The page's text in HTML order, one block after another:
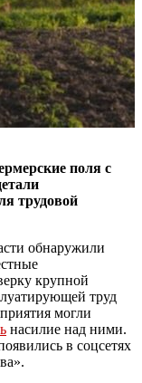
поля с
трудовой
обнаружили
крупной
труд
могли
насилие над ними.
в соцсетях